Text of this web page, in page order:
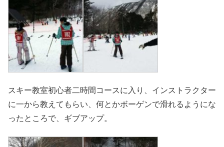
スキー教室初心者二時間コースに入り、インストラクター
に一から教えてもらい、何とかボーゲンで滑れるようにな
ったところで、ギブアップ。